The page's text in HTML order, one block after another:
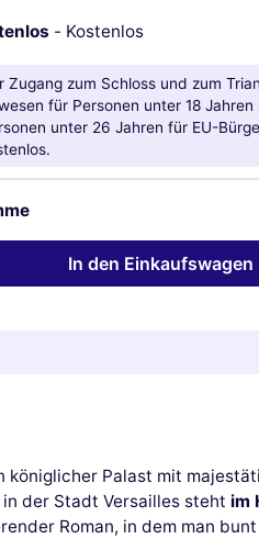
- Kostenlos
Zugang zum Schloss und zum
für Personen unter 18
unter 26 Jahren für EU-
In den Einkaufswagen
königlicher Palast mit
der Stadt Versailles steht im
Roman, in dem man